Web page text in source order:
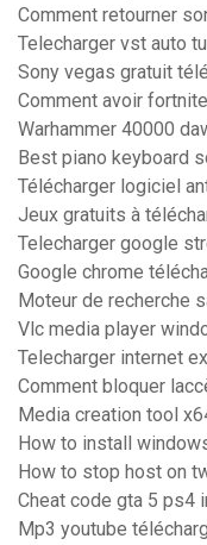
Comment retourner
Telecharger vst auto
Sony vegas gratuit
Comment avoir
Warhammer 40000
Best piano keyboard
Télécharger logiciel
Jeux gratuits à
Telecharger google
Google chrome
Moteur de recherche
Vlc media player
Telecharger internet
Comment bloquer
Media creation tool
How to install
How to stop host on
Cheat code gta 5 ps4
Mp3 youtube